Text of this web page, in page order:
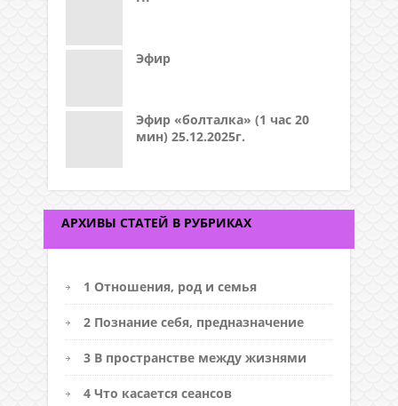
Эфир
Эфир «болталка» (1 час 20
мин) 25.12.2025г.
АРХИВЫ СТАТЕЙ В РУБРИКАХ
1 Отношения, род и семья
2 Познание себя, предназначение
3 В пространстве между жизнями
4 Что касается сеансов